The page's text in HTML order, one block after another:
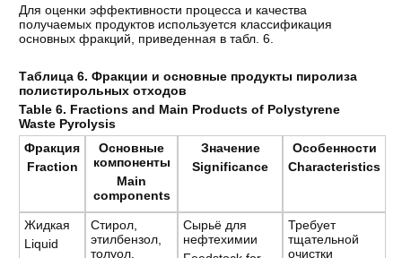
Для оценки эффективности процесса и качества
получаемых продуктов используется классификация
основных фракций, приведенная в табл. 6.
Таблица 6. Фракции и основные продукты пиролиза
полистирольных отходов
Table 6. Fractions and Main Products of Polystyrene
Waste Pyrolysis
Фракция
Fraction
Основные
компоненты
Main
components
Значение
Significance
Особенности
Characteristics
Жидкая
Liquid
Стирол,
этилбензол,
толуол,
Сырьё для
нефтехимии
Требует
тщательной
очистки